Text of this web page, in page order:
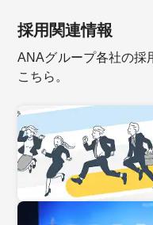
採用関連情報
ANAグループ各社の採
こちら。